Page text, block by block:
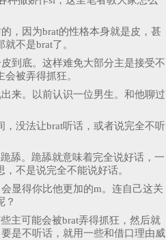
，因为brat的性格本身就是皮，甚
不是brat了。
到底。这样难免大部分主是接受不
被弄得抓狂。
来。以前认识一位男生。和他聊过
，没法让brat听话，或者说完全不听
舔。跪舔就意味着完全说好话，一
不是说完全不能说好话。
显得你比他更加的m。连自己这关
？
主可能会被brat弄得抓狂，然后就
是不听话，就用一些和借口理由威